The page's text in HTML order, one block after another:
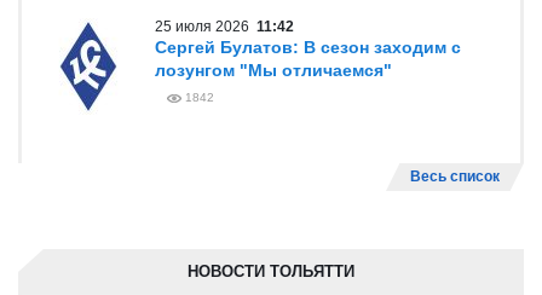
25 июля 2026 11:42
Сергей Булатов: В сезон заходим с
лозунгом "Мы отличаемся"
1842
Весь список
НОВОСТИ ТОЛЬЯТТИ